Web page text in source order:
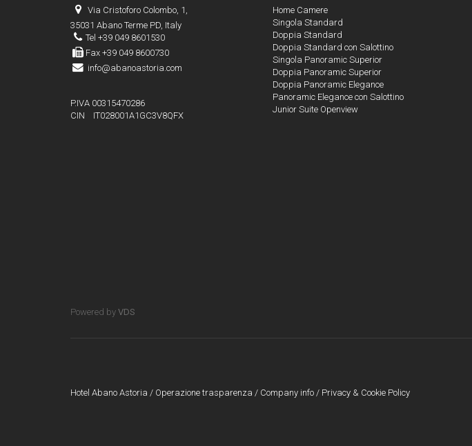
Via Cristoforo Colombo, 1,
35031 Abano Terme PD, Italy
Tel +39 049 8601530
Fax +39 049 8600730
info@abanoastoria.com
P.IVA 00315470286
CIN IT028001A1GC3V8QFX
Home Camere
Singola Standard
Doppia Standard
Doppia Standard con Salottino
Singola Panoramic Superior
Doppia Panoramic Superior
Doppia Panoramic Elegance
Panoramic Elegance con Salottino
Junior Suite Openview
Powered by VDS
Hotel Abano Astoria / Operazione trasparenza / Company info / Privacy & Cookie Policy